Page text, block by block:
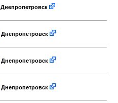
Днепропетровск
Днепропетровск
Днепропетровск
Днепропетровск